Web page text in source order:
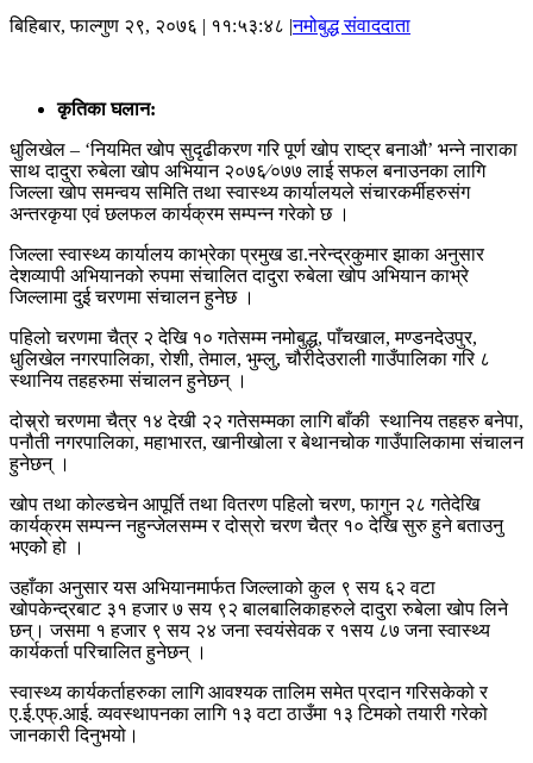
बिहिबार, फाल्गुण २९, २०७६ | ११:५३:४८ |नमोबुद्ध संवाददाता
कृतिका घलान:
धुलिखेल – ‘नियमित खोप सुदृढीकरण गरि पूर्ण खोप राष्ट्र बनाऔ’ भन्ने नाराका
साथ दादुरा रुबेला खोप अभियान २०७६⁄०७७ लाई सफल बनाउनका लागि
जिल्ला खोप समन्वय समिति तथा स्वास्थ्य कार्यालयले संचारकर्मीहरुसंग
अन्तरकृया एवं छलफल कार्यक्रम सम्पन्न गरेको छ ।
जिल्ला स्वास्थ्य कार्यालय काभ्रेका प्रमुख डा.नरेन्द्रकुमार झाका अनुसार
देशव्यापी अभियानको रुपमा संचालित दादुरा रुबेला खोप अभियान काभ्रे
जिल्लामा दुई चरणमा संचालन हुनेछ ।
पहिलो चरणमा चैत्र २ देखि १० गतेसम्म नमोबुद्ध, पाँचखाल, मण्डनदेउपुर,
धुलिखेल नगरपालिका, रोशी, तेमाल, भुम्लु, चौरीदेउराली गाउँपालिका गरि ८
स्थानिय तहहरुमा संचालन हुनेछन् ।
दोस्र्रो चरणमा चैत्र १४ देखी २२ गतेसम्मका लागि बाँकी स्थानिय तहहरु बनेपा,
पनौती नगरपालिका, महाभारत, खानीखोला र बेथानचोक गाउँपालिकामा संचालन
हुनेछन् ।
खोप तथा कोल्डचेन आपूर्ति तथा वितरण पहिलो चरण, फागुन २८ गतेदेखि
कार्यक्रम सम्पन्न नहुन्जेलसम्म र दोस्रो चरण चैत्र १० देखि सुरु हुने बताउनु
भएकोे हो ।
उहाँका अनुसार यस अभियानमार्फत जिल्लाको कुल ९ सय ६२ वटा
खोपकेन्द्रबाट ३१ हजार ७ सय ९२ बालबालिकाहरुले दादुरा रुबेला खोप लिने
छन्। जसमा १ हजार ९ सय २४ जना स्वयंसेवक र १सय ८७ जना स्वास्थ्य
कार्यकर्ता परिचालित हुनेछन् ।
स्वास्थ्य कार्यकर्ताहरुका लागि आवश्यक तालिम समेत प्रदान गरिसकेको र
ए.ई.एफ्.आई. व्यवस्थापनका लागि १३ वटा ठाउँमा १३ टिमको तयारी गरेको
जानकारी दिनुभयो।